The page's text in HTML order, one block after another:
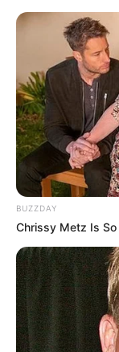
BUZZDAY
Chrissy Metz Is